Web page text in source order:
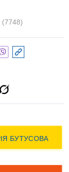
(7748)